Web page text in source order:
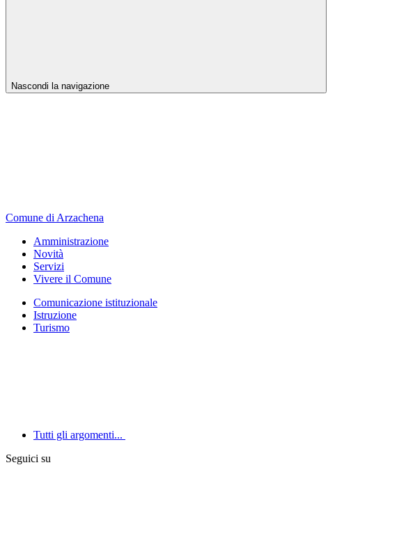
Nascondi la navigazione
Comune di Arzachena
Amministrazione
Novità
Servizi
Vivere il Comune
Comunicazione istituzionale
Istruzione
Turismo
Tutti gli argomenti...
Seguici su